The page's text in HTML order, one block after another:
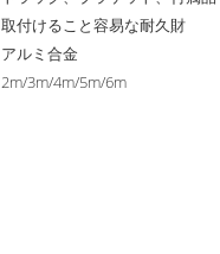
取付けること容易な耐久財
アルミ合金
2m/3m/4m/5m/6m